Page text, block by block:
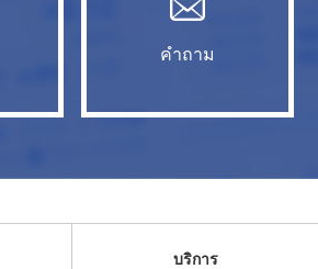
คำถาม
บริการ